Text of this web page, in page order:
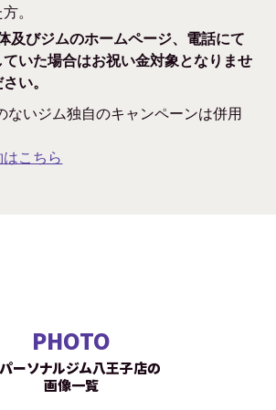
。
及びジムのホームページ、電話にて
いた場合はお祝い金対象となりませ
い。
ないジム独自のキャンペーンは併用
こちら
PHOTO
ーソナルジム八王子店の
画像一覧